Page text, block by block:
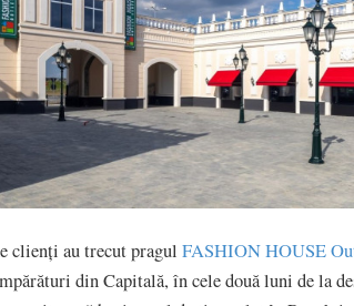
clienți au trecut pragul FASHION HOUSE
din Capitală, în cele două luni de la